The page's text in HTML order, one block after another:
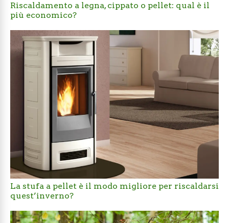
Riscaldamento a legna, cippato o pellet: qual è il
più economico?
La stufa a pellet è il modo migliore per riscaldarsi
quest’inverno?